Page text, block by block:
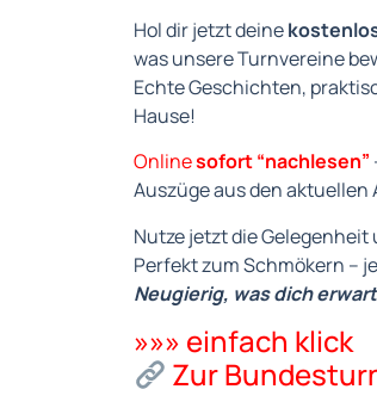
Hol dir jetzt deine
was unsere Turnvereine
Echte Geschichten,
Hause!
Onlinesofort “nachlesen”
Auszüge aus den aktuellen
Nutze jetzt die
Perfekt zum Schmökern –
Neugierig, was dich
»»» einfach klick
Zur